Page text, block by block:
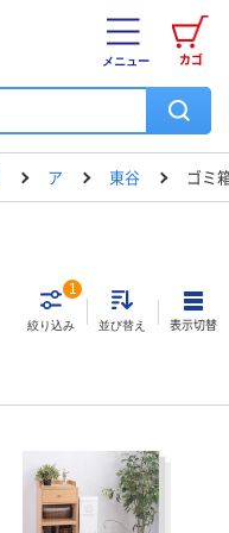
カゴ
メニュー
ア 東谷 ゴミ
絞り込み
1
並び替え 表示切替